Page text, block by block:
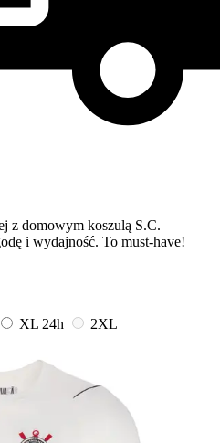
z domowym koszulą S.C.
i wydajność. To must-have!
XL 24h
2XL